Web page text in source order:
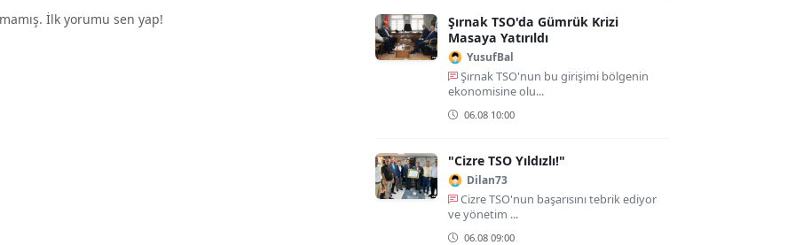
İlk yorumu sen yap!
Şırnak TSO'da Gümrük Krizi
Masaya Yatırıldı
YusufBal
Şırnak TSO'nun bu girişimi bölgenin
ekonomisine olu...
06.08 10:00
"Cizre TSO Yıldızlı!"
Dilan73
Cizre TSO'nun başarısını tebrik ediyor
ve yönetim ...
06.08 09:00